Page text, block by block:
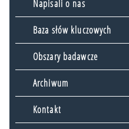
Napisali o nas
Baza słów kluczowych
Obszary badawcze
Archiwum
Kontakt